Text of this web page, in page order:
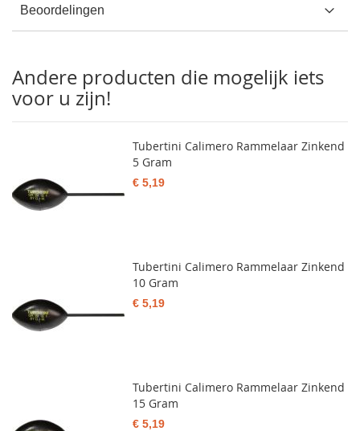
Beoordelingen
Andere producten die mogelijk iets
voor u zijn!
Tubertini Calimero Rammelaar Zinkend
5 Gram
€ 5,19
Tubertini Calimero Rammelaar Zinkend
10 Gram
€ 5,19
Tubertini Calimero Rammelaar Zinkend
15 Gram
€ 5,19